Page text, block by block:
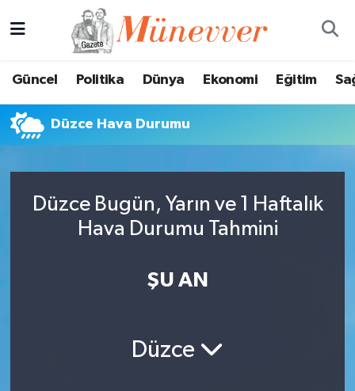
Güncel Politika Dünya Ekonomi Eğitim
Düzce Hava Durumu
Düzce Bugün, Yarın ve 1 Haftalık
Hava Durumu Tahmini
ŞU AN
Düzce
Eğitim
Tüm Manşetler